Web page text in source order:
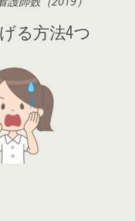
る方法4つ